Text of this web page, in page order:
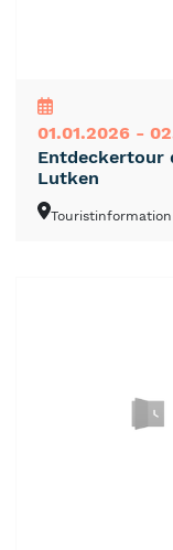
01.01.2026 -
Entdeckertour
Lutken